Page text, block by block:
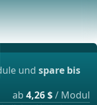
der
mit dem
undspare bis
ab 4,26 $/ Modul